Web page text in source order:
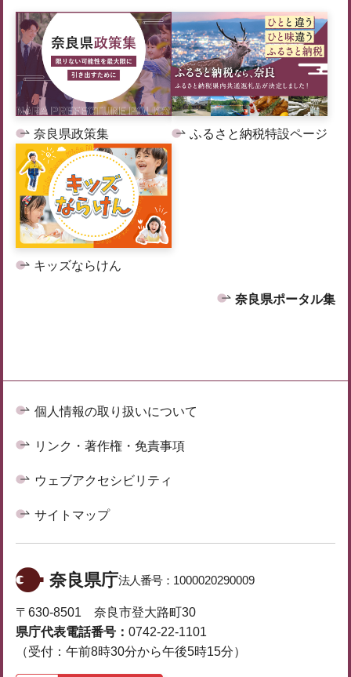
奈良県政策集 ふるさと納税特設ページ
キッズならけん
奈良県ポータル集
個人情報の取り扱いについて
リンク・著作権・免責事項
ウェブアクセシビリティ
サイトマップ
奈良県庁法人番号： 1000020290009
〒630-8501 奈良市登大路町30
県庁代表電話番号： 0742-22-1101
（受付：午前8時30分から午後5時15分）